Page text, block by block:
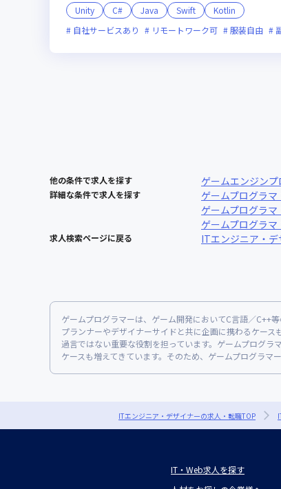
Unity
C# Java Swift
Kotlin
自社サービスあり
リモートワーク可 服装自由 副
他の条件で求人を探す ゲームエンジン
詳細な条件で求人を探す ゲームプログラ
ゲームプログラ
ゲームプログラ
求人検索ページに戻る ITエンジニア・
ゲームプログラマーは、ゲーム開発においてC言語／C++
プランナーやデザイナーサイドと共に企画に携わるケー
過言ではない重要な役割を担っています。ゲームプログ
ケースも増えてきています。そのため、ゲームプログラマ
ITエンジニア・デザイナーの求人・転職TOP
IT・Web求人を探す